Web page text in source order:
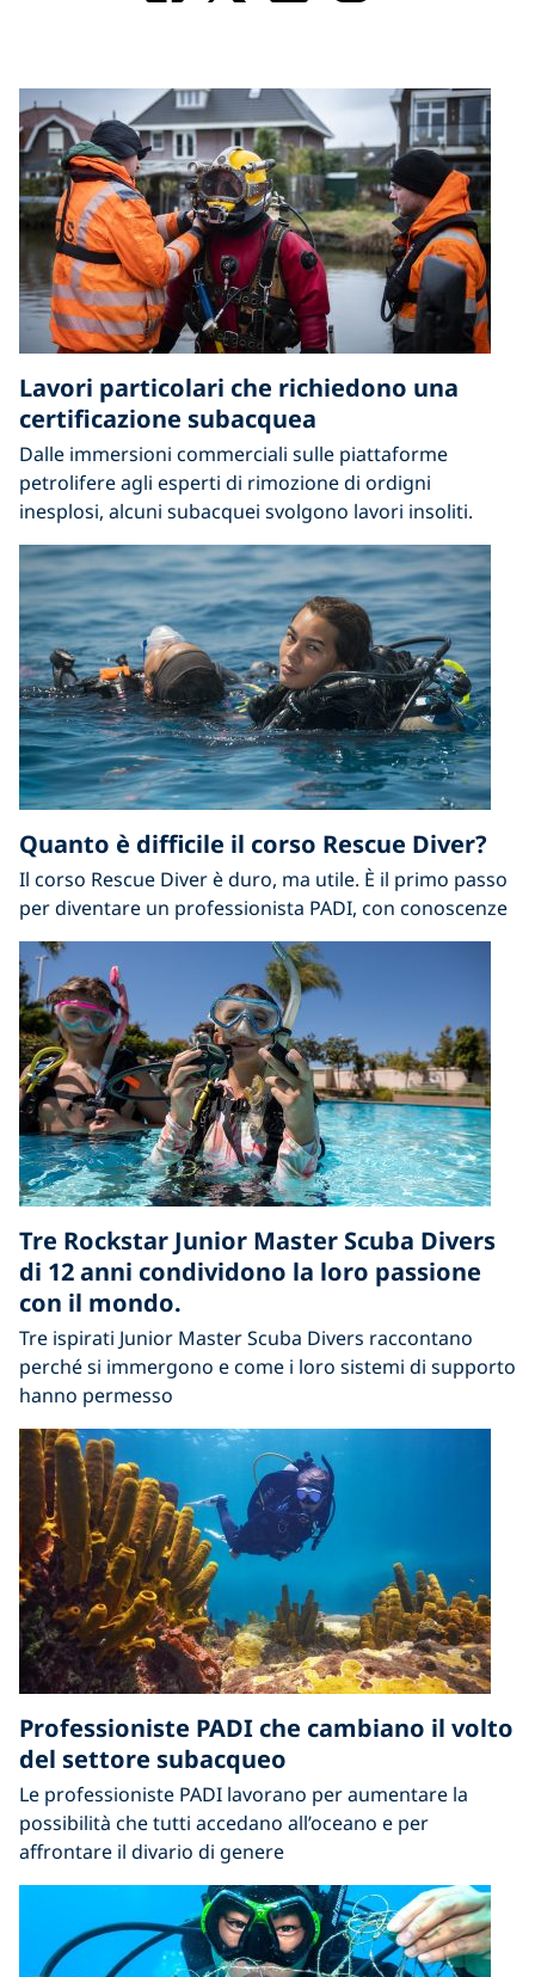
Lavori particolari che richiedono una
certificazione subacquea
Dalle immersioni commerciali sulle piattaforme
petrolifere agli esperti di rimozione di ordigni
inesplosi, alcuni subacquei svolgono lavori insoliti.
Quanto è difficile il corso Rescue Diver?
Il corso Rescue Diver è duro, ma utile. È il primo passo
per diventare un professionista PADI, con conoscenze
Tre Rockstar Junior Master Scuba Divers
di 12 anni condividono la loro passione
con il mondo.
Tre ispirati Junior Master Scuba Divers raccontano
perché si immergono e come i loro sistemi di supporto
hanno permesso
Professioniste PADI che cambiano il volto
del settore subacqueo
Le professioniste PADI lavorano per aumentare la
possibilità che tutti accedano all’oceano e per
affrontare il divario di genere